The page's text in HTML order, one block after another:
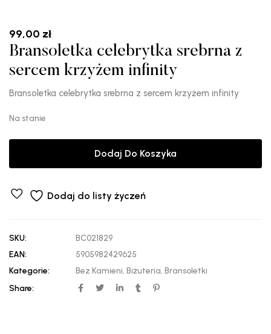
99,00 zł
Bransoletka celebrytka srebrna z
sercem krzyżem infinity
Bransoletka celebrytka srebrna z sercem krzyżem infinity
Na stanie
Dodaj Do Koszyka
Dodaj do listy życzeń
SKU:
BC021829
EAN:
5905982429625
Kategorie:
Bez Kamieni, Biżuteria, Bransoletki
Share: